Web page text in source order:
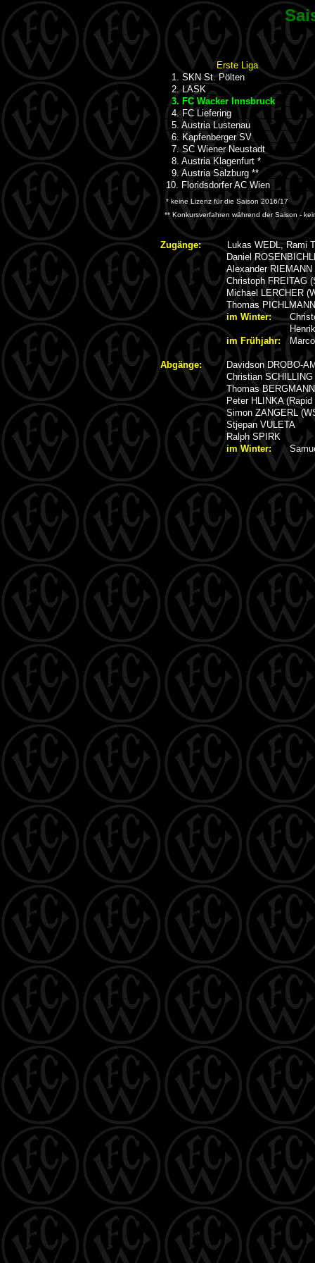
Erste Liga
1. SKN St. Pölten
2. LASK
3. FC Wacker Innsbruck
4. FC Liefering
5. Austria Lustenau
6. Kapfenberger SV
7. SC Wiener Neustadt
8. Austria Klagenfurt *
9. Austria Salzburg **
10. Floridsdorfer AC Wien
* keine Lizenz für die Saison 2016/17
** Konkursverfahren während der Saison -
Zugänge:
Lukas WEDL, Rami
Daniel
Alexander
Christoph FREITAG
Michael LERCHER
Thomas
im Winter:
im Frühjahr:
Abgänge:
Davidson DROBO-
Christian
Thomas
Peter HLINKA
Simon ZANGERL
Stjepan VULETA
Ralph SPIRK
im Winter: